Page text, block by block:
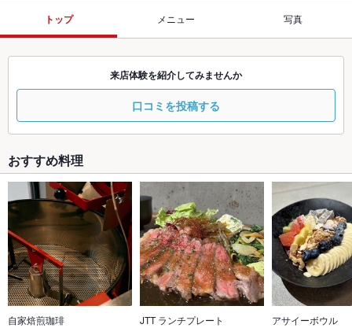
トップ メニュー 写真
来店体験を紹介してみませんか
口コミを投稿する
おすすめ料理
自家焙煎珈琲 JTT ランチプレート アサイーボウル